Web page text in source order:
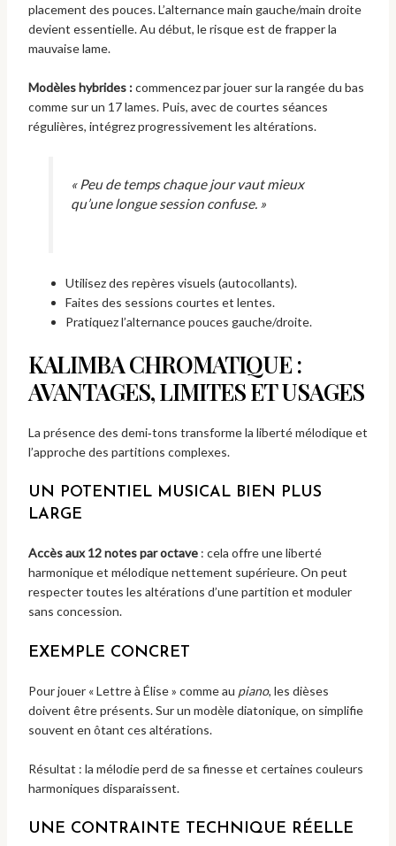
placement des pouces. L’alternance main gauche/main droite
devient essentielle. Au début, le risque est de frapper la
mauvaise lame.
Modèles hybrides :commencez par jouer sur la rangée du bas
comme sur un 17 lames. Puis, avec de courtes séances
régulières, intégrez progressivement les altérations.
« Peu de temps chaque jour vaut mieux
qu’une longue session confuse. »
Utilisez des repères visuels (autocollants).
Faites des sessions courtes et lentes.
Pratiquez l’alternance pouces gauche/droite.
KALIMBA CHROMATIQUE :
AVANTAGES, LIMITES ET USAGES
La présence des demi‑tons transforme la liberté mélodique et
l’approche des partitions complexes.
UN POTENTIEL MUSICAL BIEN PLUS
LARGE
Accès aux 12 notes par octave: cela offre une liberté
harmonique et mélodique nettement supérieure. On peut
respecter toutes les altérations d’une partition et moduler
sans concession.
EXEMPLE CONCRET
Pour jouer « Lettre à Élise » comme au piano, les dièses
doivent être présents. Sur un modèle diatonique, on simplifie
souvent en ôtant ces altérations.
Résultat : la mélodie perd de sa finesse et certaines couleurs
harmoniques disparaissent.
UNE CONTRAINTE TECHNIQUE RÉELLE